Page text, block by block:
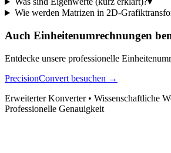
Wie werden Matrizen in 2D-
Auch Einheitenumrechnungen
Entdecke unsere professionelle
PrecisionConvert besuchen →
Erweiterter Konverter • Wissenschaftliche
Professionelle Genauigkeit